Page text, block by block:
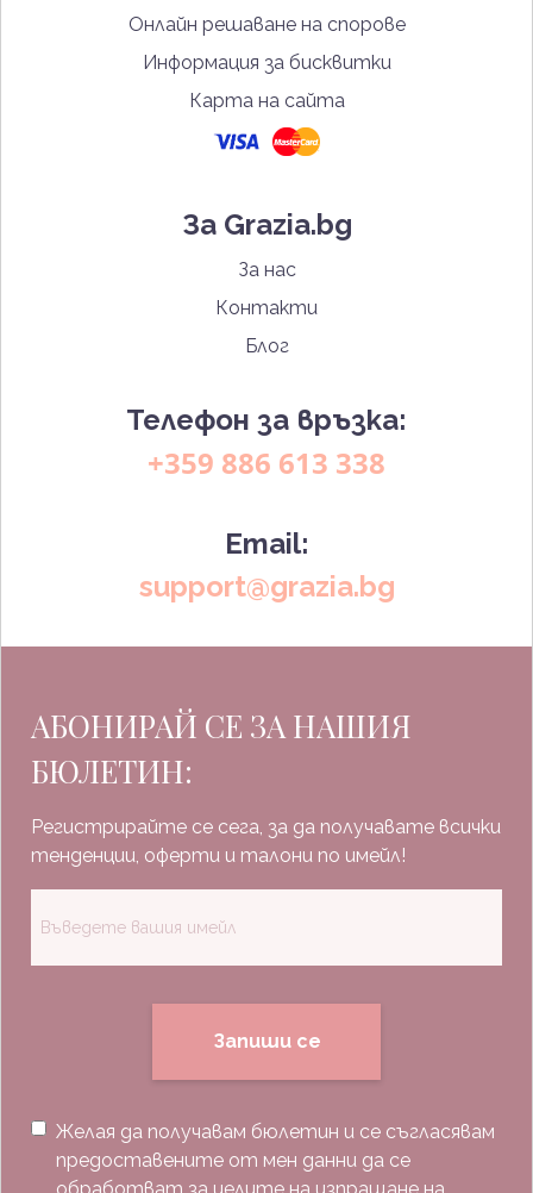
Онлайн решаване на спорове
Информация за бисквитки
Карта на сайта
За Grazia.bg
За нас
Контакти
Блог
Телефон за връзка:
+359 886 613 338
Email:
support@grazia.bg
АБОНИРАЙ СЕ ЗА НАШИЯ
БЮЛЕТИН:
Регистрирайте се сега, за да получавате всички
тенденции, оферти и талони по имейл!
Запиши се
Желая да получавам бюлетин и се съгласявам
предоставените от мен данни да се